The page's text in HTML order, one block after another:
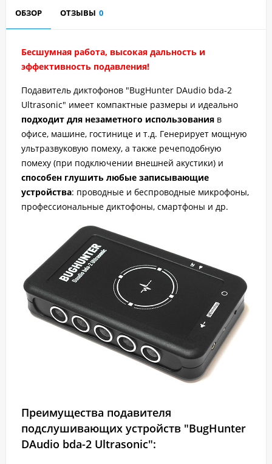
ОБЗОР ОТЗЫВЫ 0
Бесшумная работа, высокая дальность и
эффективность подавления!
Подавитель диктофонов "BugHunter DAudio bda-2
Ultrasonic" имеет компактные размеры и идеально
подходит для незаметного использования в
офисе, машине, гостинице и т.д. Генерирует мощную
ультразвуковую помеху, а также речеподобную
помеху (при подключении внешней акустики) и
способен глушить любые записывающие
устройства: проводные и беспроводные микрофоны,
профессиональные диктофоны, смартфоны и др.
Преимущества подавителя
подслушивающих устройств "BugHunter
DAudio bda-2 Ultrasonic":